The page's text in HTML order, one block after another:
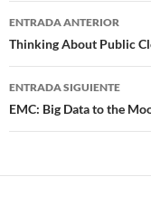
Navegador
de
entradas
ENTRADA ANTERIOR
Thinking About Public
ENTRADA SIGUIENTE
EMC: Big Data to the